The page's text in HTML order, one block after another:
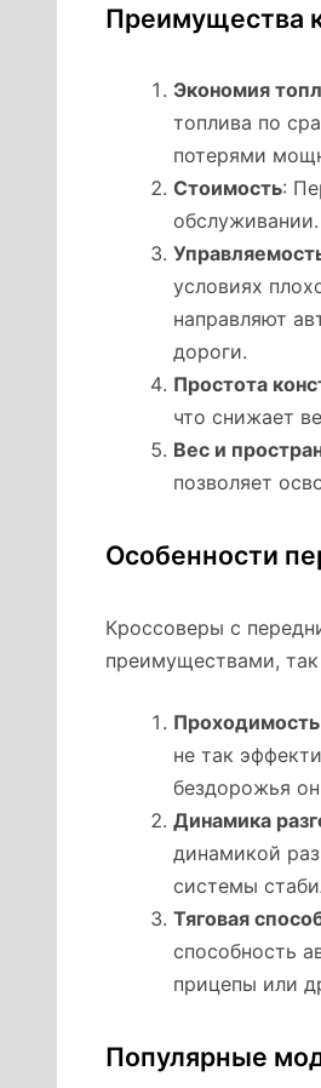
Преимущества
Экономия
топлива по
потерями
Стоимость:
условиях
направляют
дороги.
Простота
что снижает
Вес и
позволяет
Особенности
Кроссоверы с
преимуществами,
Проходимость
не так
бездорожья
Динамика
динамикой
системы
Тяговая
способность
прицепы или
Популярные